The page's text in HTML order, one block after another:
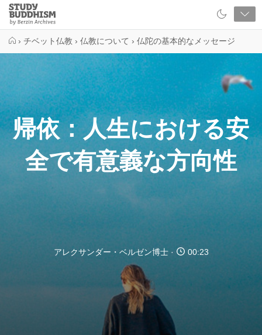
Close
Study
Buddhism
› チベット仏教 › 仏教について › 仏陀の基本的なメッセージ
帰依：人生における安
全で有意義な方向性
アレクサンダー・ベルゼン博士 00:23